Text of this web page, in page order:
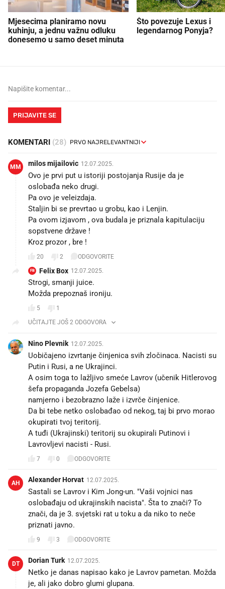
Mjesecima planiramo novu
kuhinju, a jednu važnu odluku
donesemo u samo deset minuta
Što povezuje Lexus i
legendarnog Ponyja?
PRIJAVITE SE
KOMENTARI (28)
MM milos mijailovic 12.07.2025.
Ovo je prvi put u istoriji postojanja Rusije da je
oslobađa neko drugi.
Pa ovo je veleizdaja.
Staljin bi se prevrtao u grobu, kao i Lenjin.
Pa ovom izjavom , ova budala je priznala kapitulaciju
sopstvene države !
Kroz prozor , bre !
20 2 ODGOVORITE
FB Felix Box 12.07.2025.
Strogi, smanji juice.
Možda prepoznaš ironiju.
5
1
UČITAJTE JOŠ 2 ODGOVORA
Nino Plevnik 12.07.2025.
Uobičajeno izvrtanje činjenica svih zločinaca. Nacisti su
Putin i Rusi, a ne Ukrajinci.
A osim toga to lažljivo smeće Lavrov (učenik Hitlerovog
šefa propaganda Jozefa Gebelsa)
namjerno i bezobrazno laže i izvrče činjenice.
Da bi tebe netko oslobađao od nekog, taj bi prvo morao
okupirati tvoj teritorij.
A tuđi (Ukrajinski) teritorij su okupirali Putinovi i
Lavrovljevi nacisti - Rusi.
7 0 ODGOVORITE
AH Alexander Horvat 12.07.2025.
Sastali se Lavrov i Kim Jong-un. "Vaši vojnici nas
oslobađaju od ukrajinskih nacista". Šta to znači? To
znači, da je 3. svjetski rat u toku a da niko to neče
priznati javno.
9 3 ODGOVORITE
DT Dorian Turk 12.07.2025.
Netko je danas napisao kako je Lavrov pametan. Možda
je, ali jako dobro glumi glupana.